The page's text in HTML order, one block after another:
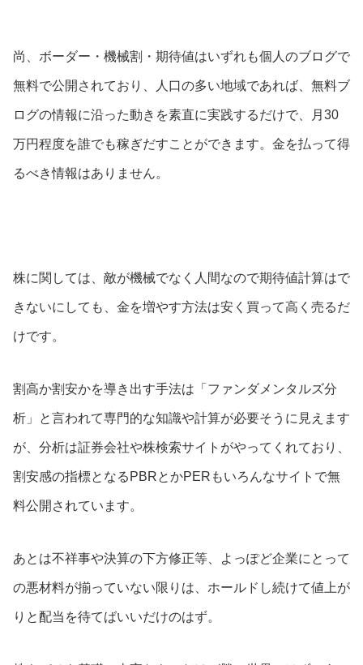
尚、ボーダー・機械割・期待値はいずれも個人のブログで
無料で公開されており、人口の多い地域であれば、無料ブ
ログの情報に沿った動きを素直に実践するだけで、月30
万円程度を誰でも稼ぎだすことができます。金を払って得
るべき情報はありません。
株に関しては、敵が機械でなく人間なので期待値計算はで
きないにしても、金を増やす方法は安く買って高く売るだ
けです。
割高か割安かを導き出す手法は「ファンダメンタルズ分
析」と言われて専門的な知識や計算が必要そうに見えます
が、分析は証券会社や株検索サイトがやってくれており、
割安感の指標となるPBRとかPERもいろんなサイトで無
料公開されています。
あとは不祥事や決算の下方修正等、よっぽど企業にとって
の悪材料が揃っていない限りは、ホールドし続けて値上が
りと配当を待てばいいだけのはず。